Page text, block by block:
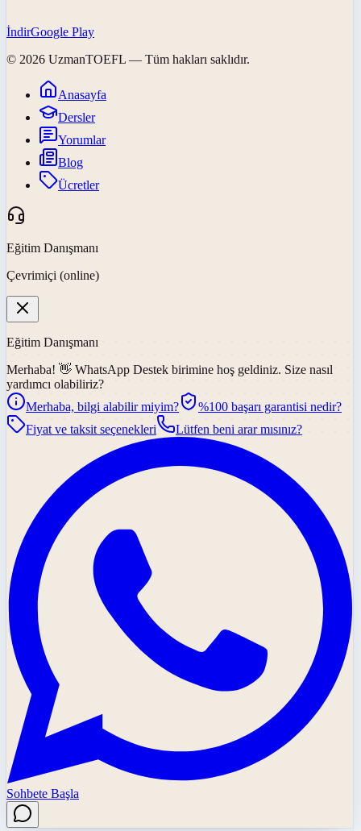
İndirGoogle Play
© 2026 UzmanTOEFL — Tüm hakları saklıdır.
Anasayfa
Dersler
Yorumlar
Blog
Ücretler
Eğitim Danışmanı
Çevrimiçi (online)
Eğitim Danışmanı
Merhaba! 👋 WhatsApp Destek birimine hoş geldiniz. Size nasıl
yardımcı olabiliriz?
Merhaba, bilgi alabilir miyim?
%100 başarı garantisi nedir?
Fiyat ve taksit seçenekleri
Lütfen beni arar mısınız?
Sohbete Başla